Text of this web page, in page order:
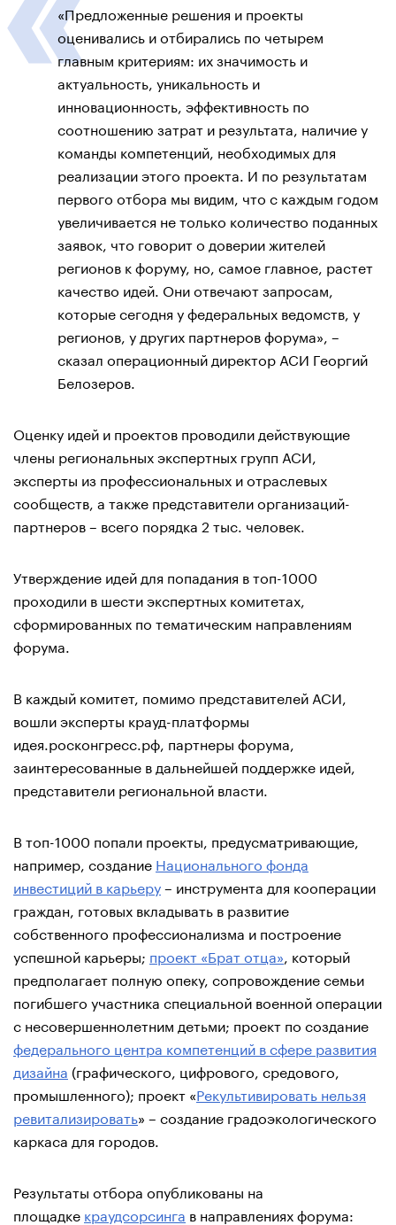
«Предложенные решения и проекты
оценивались и отбирались по четырем
главным критериям: их значимость и
актуальность, уникальность и
инновационность, эффективность по
соотношению затрат и результата, наличие у
команды компетенций, необходимых для
реализации этого проекта. И по результатам
первого отбора мы видим, что с каждым годом
увеличивается не только количество поданных
заявок, что говорит о доверии жителей
регионов к форуму, но, самое главное, растет
качество идей. Они отвечают запросам,
которые сегодня у федеральных ведомств, у
регионов, у других партнеров форума», –
сказал операционный директор АСИ Георгий
Белозеров.
Оценку идей и проектов проводили действующие
члены региональных экспертных групп АСИ,
эксперты из профессиональных и отраслевых
сообществ, а также представители организаций-
партнеров – всего порядка 2 тыс. человек.
Утверждение идей для попадания в топ-1000
проходили в шести экспертных комитетах,
сформированных по тематическим направлениям
форума.
В каждый комитет, помимо представителей АСИ,
вошли эксперты крауд-платформы
идея.росконгресс.рф, партнеры форума,
заинтересованные в дальнейшей поддержке идей,
представители региональной власти.
В топ-1000 попали проекты, предусматривающие,
например, создание Национального фонда
инвестиций в карьеру– инструмента для кооперации
граждан, готовых вкладывать в развитие
собственного профессионализма и построение
успешной карьеры; проект «Брат отца» , который
предполагает полную опеку, сопровождение семьи
погибшего участника специальной военной операции
с несовершеннолетним детьми; проект по создание
федерального центра компетенций в сфере развития
дизайна (графического, цифрового, средового,
промышленного); проект «Рекультивировать нельзя
ревитализировать» – создание градоэкологического
каркаса для городов.
Результаты отбора опубликованы на
площадке краудсорсинга в направлениях форума: